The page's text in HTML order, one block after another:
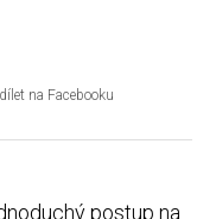
na Facebooku
postup na